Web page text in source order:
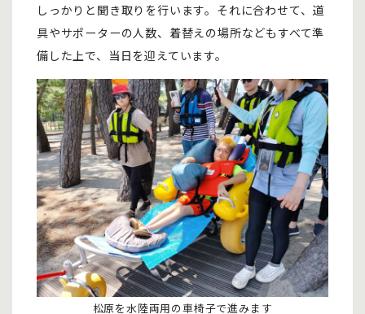
しっかりと聞き取りを行います。それに合わせて、道
具やサポーターの人数、着替えの場所などもすべて準
備した上で、当日を迎えています。
松原を水陸両用の車椅子で進みます